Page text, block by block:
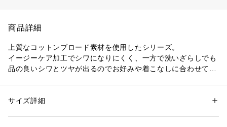
商品詳細
上質なコットンブロード素材を使用したシリーズ。
イージーケア加工でシワになりにくく、一方で洗いざらしでも
品の良いシワとツヤが出るのでお好みや着こなしに合わせて異
ウス。
性別：レディース
素材：コットン100％
サイズ詳細